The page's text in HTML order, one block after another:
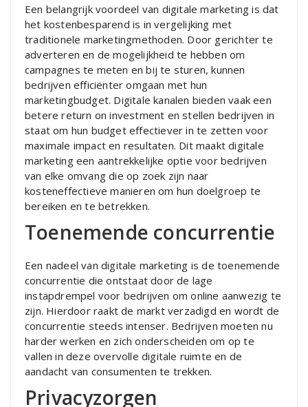
Een belangrijk voordeel van digitale marketing is dat
het kostenbesparend is in vergelijking met
traditionele marketingmethoden. Door gerichter te
adverteren en de mogelijkheid te hebben om
campagnes te meten en bij te sturen, kunnen
bedrijven efficiënter omgaan met hun
marketingbudget. Digitale kanalen bieden vaak een
betere return on investment en stellen bedrijven in
staat om hun budget effectiever in te zetten voor
maximale impact en resultaten. Dit maakt digitale
marketing een aantrekkelijke optie voor bedrijven
van elke omvang die op zoek zijn naar
kosteneffectieve manieren om hun doelgroep te
bereiken en te betrekken.
Toenemende concurrentie
Een nadeel van digitale marketing is de toenemende
concurrentie die ontstaat door de lage
instapdrempel voor bedrijven om online aanwezig te
zijn. Hierdoor raakt de markt verzadigd en wordt de
concurrentie steeds intenser. Bedrijven moeten nu
harder werken en zich onderscheiden om op te
vallen in deze overvolle digitale ruimte en de
aandacht van consumenten te trekken.
Privacyzorgen